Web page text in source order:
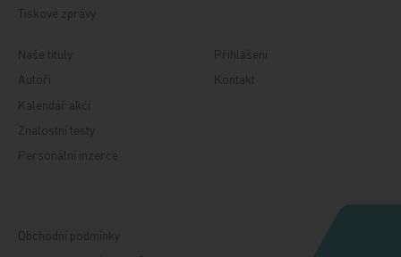
Tiskové zprávy
Naše tituly
Autoři
Kalendář akcí
Znalostní testy
Personální inzerce
Přihlášení
Kontakt
Obchodní podmínky